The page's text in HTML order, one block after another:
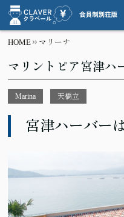
HOME マリーナ
マリントピア宮津ハ
Marina 天橋立
宮津ハーバー